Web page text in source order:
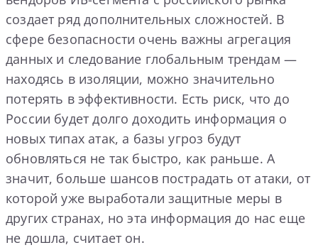
создает ряд дополнительных сложностей. В
сфере безопасности очень важны агрегация
данных и следование глобальным трендам —
находясь в изоляции, можно значительно
потерять в эффективности. Есть риск, что до
России будет долго доходить информация о
новых типах атак, а базы угроз будут
обновляться не так быстро, как раньше. А
значит, больше шансов пострадать от атаки, от
которой уже выработали защитные меры в
других странах, но эта информация до нас еще
не дошла, считает он.